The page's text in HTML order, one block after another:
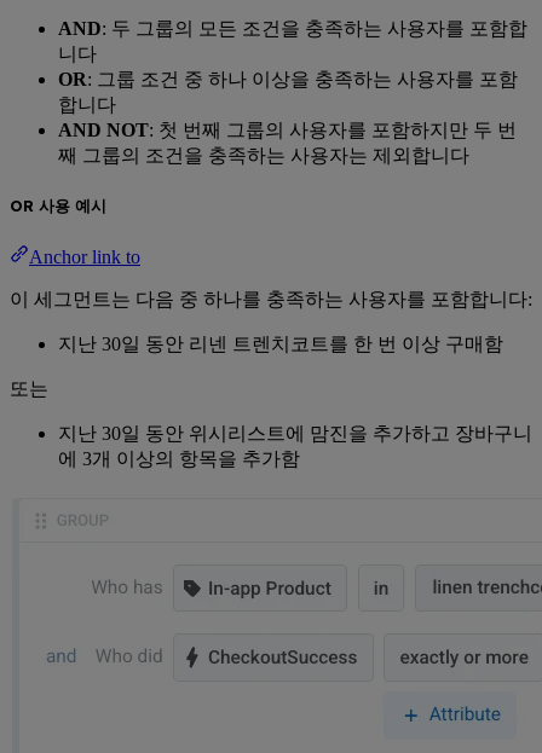
AND: 두 그룹의 모든 조건을 충족하는 사용자를 포함합
니다
OR: 그룹 조건 중 하나 이상을 충족하는 사용자를 포함
합니다
AND NOT: 첫 번째 그룹의 사용자를 포함하지만 두 번
째 그룹의 조건을 충족하는 사용자는 제외합니다
OR 사용 예시
Anchor link to
이 세그먼트는 다음 중 하나를 충족하는 사용자를 포함합니다:
지난 30일 동안 리넨 트렌치코트를 한 번 이상 구매함
또는
지난 30일 동안 위시리스트에 맘진을 추가하고 장바구니
에 3개 이상의 항목을 추가함